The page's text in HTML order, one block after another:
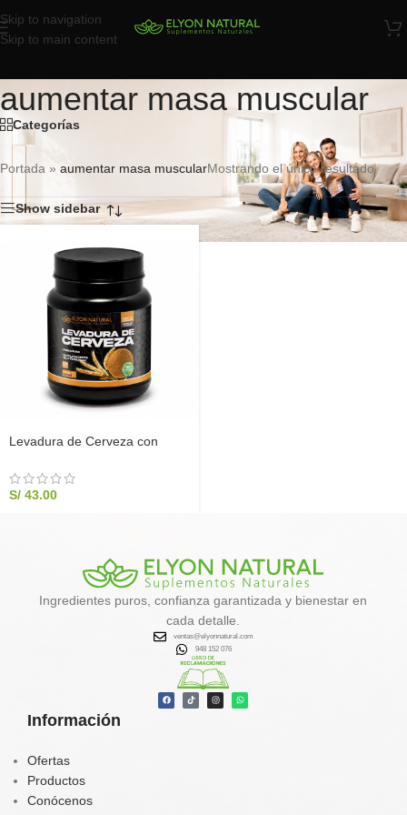
Skip to navigation
Skip to main content
aumentar masa muscular
Categorías
Portada » aumentar masa muscularMostrando el único resultado
Show sidebar
Levadura de Cerveza con
Elyon Natural
S/ 43.00
Información
Ofertas
Productos
Conócenos
Ingredientes puros, confianza garantizada y bienestar en
cada detalle.
ventas@elyonnatural.com
948 152 076